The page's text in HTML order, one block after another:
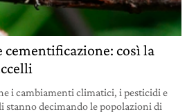
così la
i cambiamenti climatici, i pesticidi e
stanno decimando le popolazioni di